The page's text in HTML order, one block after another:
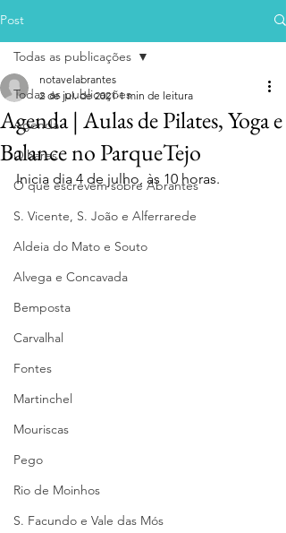
Post
Todas as publicações
Agenda
Olhares
O que escrevem sobre Abrantes
S. Vicente, S. João e Alferrarede
Aldeia do Mato e Souto
Alvega e Concavada
Bemposta
Carvalhal
Fontes
Martinchel
Mouriscas
Pego
Rio de Moinhos
S. Facundo e Vale das Mós
Todas as publicações
Agenda | Aulas de Pilates, Yoga e
Balance no ParqueTejo
notavelabrantes
2 de jul. de 2021 1 min de leitura
Inicia dia 4 de julho, às 10 horas.